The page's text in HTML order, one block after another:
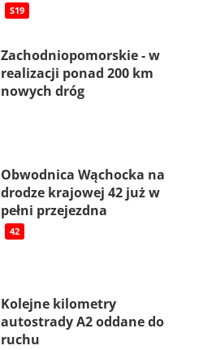
S19
Zachodniopomorskie - w
realizacji ponad 200 km
nowych dróg
Obwodnica Wąchocka na
drodze krajowej 42 już w
pełni przejezdna
42
Kolejne kilometry
autostrady A2 oddane do
ruchu